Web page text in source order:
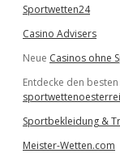
Sportwetten24
Casino Advisers
Neue Casinos ohne
Entdecke den
Sportbekleidung &
Meister-Wetten.com